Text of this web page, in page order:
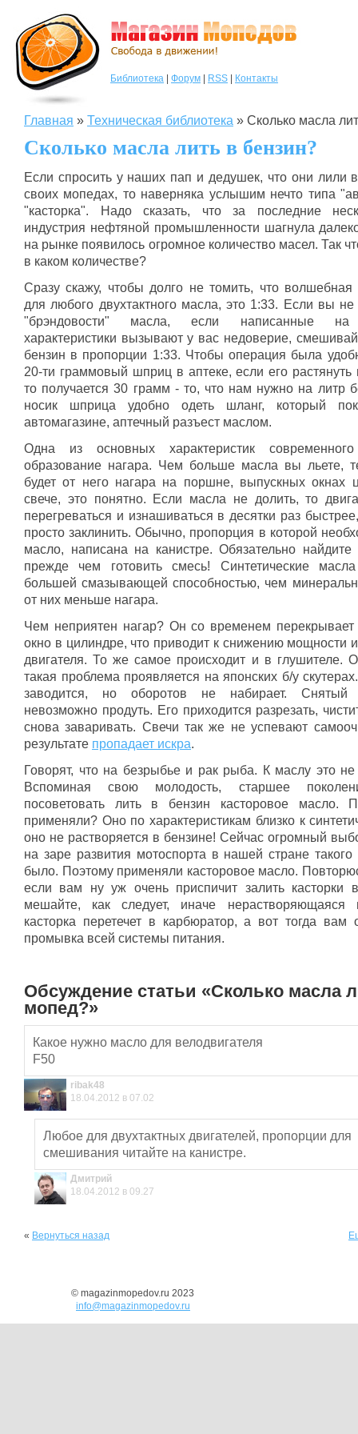
Библиотека Форум RSS Контакты
Главная » Техническая библиотека » Сколько масла
Сколько масла лить в бензин?
Если спросить у наших пап и дедушек, что они лили
своих мопедах, то наверняка услышим нечто типа
"касторка". Надо сказать, что за последние
индустрия нефтяной промышленности шагнула
на рынке появилось огромное количество масел. Так
в каком количестве?
Сразу скажу, чтобы долго не томить, что волшебная
для любого двухтактного масла, это 1:33. Если вы
"брэндовости" масла, если написанные на
характеристики вызывают у вас недоверие,
бензин в пропорции 1:33. Чтобы операция была
20-ти граммовый шприц в аптеке, если его
то получается 30 грамм - то, что нам нужно на литр
носик шприца удобно одеть шланг, который
автомагазине, аптечный разъест маслом.
Одна из основных характеристик
образование нагара. Чем больше масла вы льете,
будет от него нагара на поршне, выпускных окнах
свече, это понятно. Если масла не долить, то
перегреваться и изнашиваться в десятки раз
просто заклинить. Обычно, пропорция в которой
масло, написана на канистре. Обязательно найдите
прежде чем готовить смесь! Синтетические
большей смазывающей способностью, чем
от них меньше нагара.
Чем неприятен нагар? Он со временем перекрывает
окно в цилиндре, что приводит к снижению мощности
двигателя. То же самое происходит и в глушителе.
такая проблема проявляется на японских б/у
заводится, но оборотов не набирает. Снятый
невозможно продуть. Его приходится разрезать,
снова заваривать. Свечи так же не успевают
результате пропадает искра.
Говорят, что на безрыбье и рак рыба. К маслу это не
Вспоминая свою молодость, старшее
посоветовать лить в бензин касторовое масло.
применяли? Оно по характеристикам близко к
оно не растворяется в бензине! Сейчас огромный
на заре развития мотоспорта в нашей стране
было. Поэтому применяли касторовое масло.
если вам ну уж очень приспичит залить касторки
мешайте, как следует, иначе нерастворяющаяся
касторка перетечет в карбюратор, а вот тогда вам
промывка всей системы питания.
Обсуждение статьи «Сколько масла
мопед?»
Какое нужно масло для велодвигателя
F50
ribak48
18.04.2012 в 07.02
Любое для двухтактных двигателей, пропорции для
смешивания читайте на канистре.
Дмитрий
18.04.2012 в 09.27
« Вернуться назад
© magazinmopedov.ru 2023
info@magazinmopedov.ru